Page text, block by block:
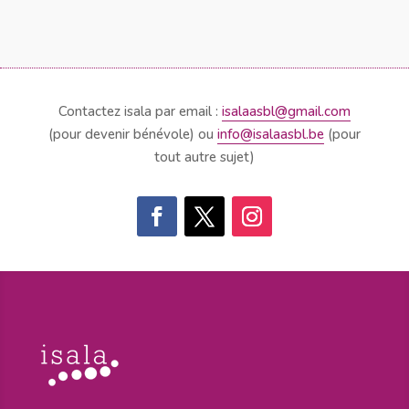
Contactez isala par email : isalaasbl@gmail.com
(pour devenir bénévole) ou info@isalaasbl.be(pour
tout autre sujet)